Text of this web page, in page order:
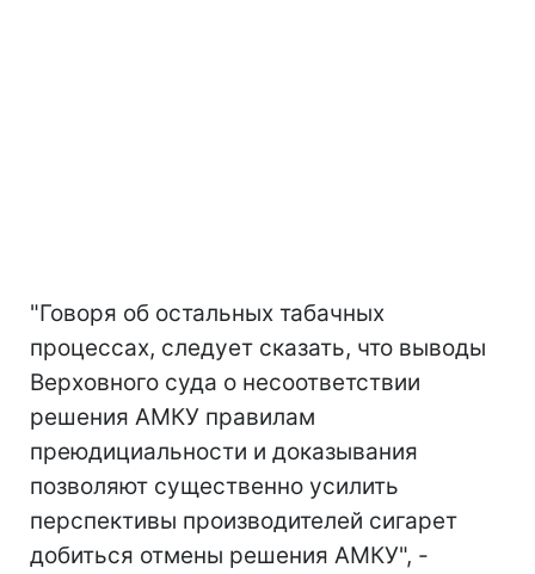
"Говоря об остальных табачных
процессах, следует сказать, что выводы
Верховного суда о несоответствии
решения АМКУ правилам
преюдициальности и доказывания
позволяют существенно усилить
перспективы производителей сигарет
добиться отмены решения АМКУ", -